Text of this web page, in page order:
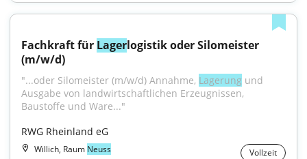
Fachkraft für Lagerlogistik oder Silomeister
(m/w/d)
"...oder Silomeister (m/w/d) Annahme, Lagerung und
Ausgabe von landwirtschaftlichen Erzeugnissen,
Baustoffe und Ware..."
RWG Rheinland eG
Willich, Raum Neuss Vollzeit